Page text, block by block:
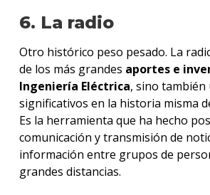
6. La radio
Otro histórico peso pesado. La
de los más grandes aportes e
Ingeniería Eléctrica, sino también
significativos en la historia misma
Es la herramienta que ha hecho
comunicación y transmisión de
información entre grupos de
grandes distancias.